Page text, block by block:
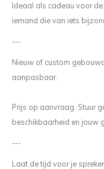
Ideaal als cadeau voor
iemand die van iets
---
Nieuw of custom
aanpasbaar.
Prijs op aanvraag. Stuur
beschikbaarheid en jouw
---
Laat de tijd voor je